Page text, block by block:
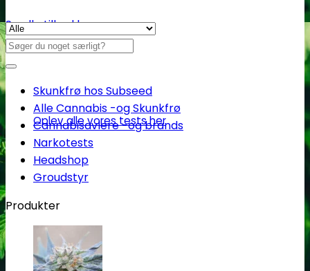
Oplev alle vores tests her
Se alle tilbud her
Søg
efter:
Skunkfrø hos Subseed
Alle Cannabis -og Skunkfrø
Cannabisavlere -og brands
Narkotests
Headshop
Groudstyr
Produkter